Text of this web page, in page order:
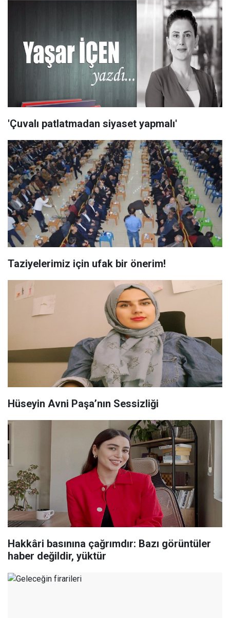
'Çuvalı patlatmadan siyaset yapmalı'
Taziyelerimiz için ufak bir önerim!
Hüseyin Avni Paşa’nın Sessizliği
Hakkâri basınına çağrımdır: Bazı görüntüler
haber değildir, yüktür